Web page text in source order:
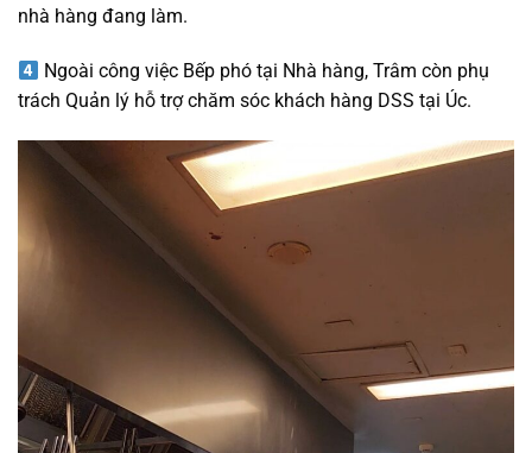
nhà hàng đang làm.
Ngoài công việc Bếp phó tại Nhà hàng, Trâm còn phụ
trách Quản lý hỗ trợ chăm sóc khách hàng DSS tại Úc.